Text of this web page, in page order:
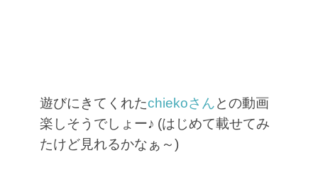
遊びにきてくれたchiekoさんとの動画
楽しそうでしょー♪ (はじめて載せてみ
たけど見れるかなぁ～)